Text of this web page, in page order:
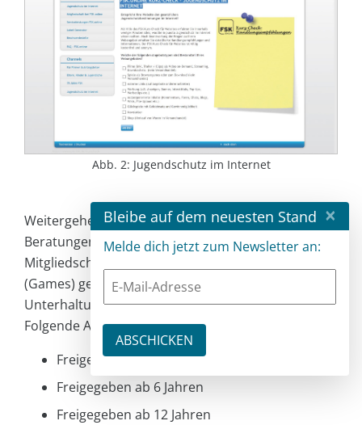
Abb. 2: Jugendschutz im Internet
Weitergehende Prüfungen, Leistungen und
Beratungen sind an eine kostenpflichtige
Mitgliedschaft gebunden. Für Computerspiele
(Games) gelten die Einstufungen der
Unterhaltungssoftware Selbstkontrolle (USK).
Folgende Altersstufen gibt es [9]:
Freigegeben ohne Altersbeschränkung
Freigegeben ab 6 Jahren
Freigegeben ab 12 Jahren
Bleibe auf dem neuesten Stand ×
Melde dich jetzt zum Newsletter an: